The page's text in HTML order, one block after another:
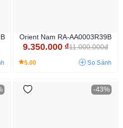
Orient Nam RA-AA0003R39B
9.350.000 ₫11.000.000đ
5.00 So Sánh
-43%